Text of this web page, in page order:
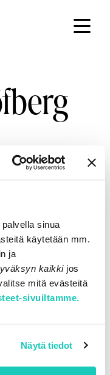
sinua
käytetään mm.
ja
kaikki jos
mitä evästeitä
sivuiltamme.
Näytä tiedot